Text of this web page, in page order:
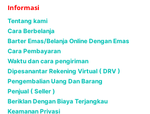
Informasi
Tentang kami
Cara Berbelanja
Barter Emas/Belanja Online Dengan Emas
Cara Pembayaran
Waktu dan cara pengiriman
Dipesanantar Rekening Virtual ( DRV )
Pengembalian Uang Dan Barang
Penjual ( Seller )
Beriklan Dengan Biaya Terjangkau
Keamanan Privasi